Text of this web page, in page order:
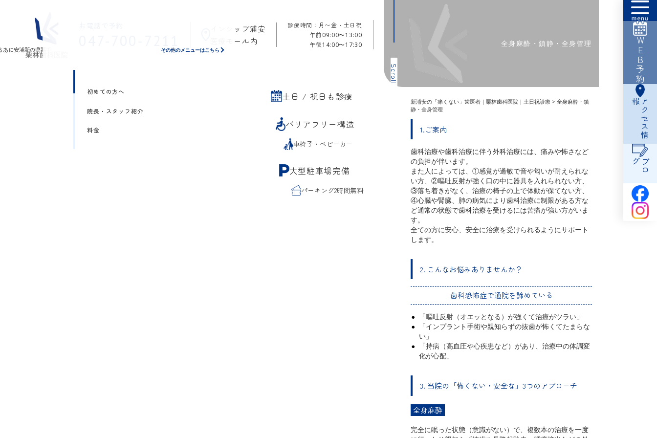
インシップ浦安
医療モール内
診療時間：月〜金・土日祝
午前09:00〜13:00
午後14:00〜17:30
初めての方へ
院長・スタッフ紹介
料金
土日 / 祝日も診療
バリアフリー構造
車椅子・ベビーカー
大型駐車場完備
パーキング2時間無料
その他のメニューはこちら WEB予約
ア
ク
セ
ス
情
報
ブ
ロ
グ
Scroll
全身麻酔・鎮静・全身管理
新浦安の「痛くない」歯医者｜栗林歯科医院｜土日祝診療 > 全身麻酔・鎮
静・全身管理
1.ご案内
歯科治療や歯科治療に伴う外科治療には、痛みや怖さなど
の負担が伴います。
また人によっては、①感覚が過敏で音や匂いが耐えられな
い方、②嘔吐反射が強く口の中に器具を入れられない方、
③落ち着きがなく、治療の椅子の上で体動が保てない方、
④心臓や腎臓、肺の病気により歯科治療に制限がある方な
ど通常の状態で歯科治療を受けるには苦痛が強い方がいま
す。
全ての方に安心、安全に治療を受けられるようにサポート
します。
2. こんなお悩みありませんか？
歯科恐怖症で通院を諦めている
「嘔吐反射（オエッとなる）が強くて治療がツラい」
「インプラント手術や親知らずの抜歯が怖くてたまらな
い」
「持病（高血圧や心疾患など）があり、治療中の体調変
化が心配」
3. 当院の「怖くない・安全な」3つのアプローチ
全身麻酔
完全に眠った状態（意識がない）で、複数本の治療を一度